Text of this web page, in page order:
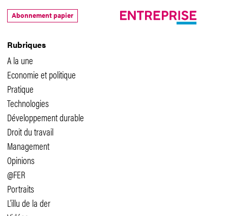
Rubriques
A la une
Economie et politique
Pratique
Technologies
Développement durable
Droit du travail
Management
Opinions
@FER
Portraits
L'illu de la der
Abonnement papier